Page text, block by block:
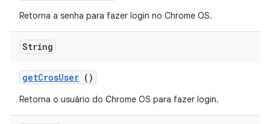
Retorna a senha para fazer login no Chrome OS.
String
getCrosUser ()
Retorna o usuário do Chrome OS para fazer login.